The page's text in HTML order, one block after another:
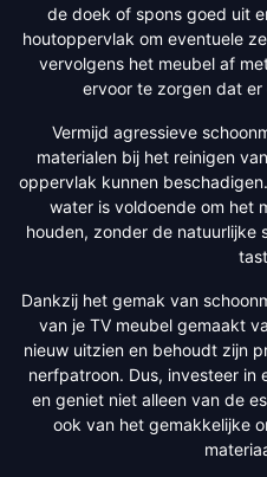
de doek of spons goed uit
houtoppervlak om eventuele
vervolgens het meubel af
ervoor te zorgen dat
Vermijd agressieve
materialen bij het reinigen
oppervlak kunnen
water is voldoende om het
houden, zonder de natuurlijke
Dankzij het gemak van
van je TV meubel gemaakt
nieuw uitzien en behoudt zijn
nerfpatroon. Dus, investeer in
en geniet niet alleen van de
ook van het gemakkelijke